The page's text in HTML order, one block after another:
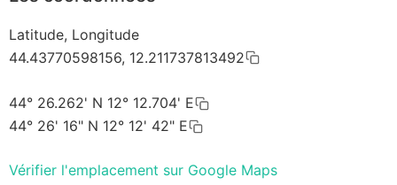
Latitude, Longitude
44.43770598156, 12.211737813492
44° 26.262' N 12° 12.704' E
44° 26' 16" N 12° 12' 42" E
Vérifier l'emplacement sur Google Maps